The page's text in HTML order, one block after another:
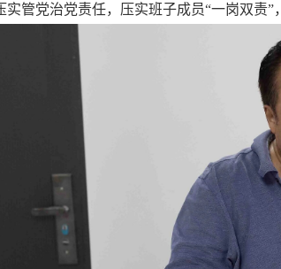
实管党治党责任，压实班子成员“一岗双责”